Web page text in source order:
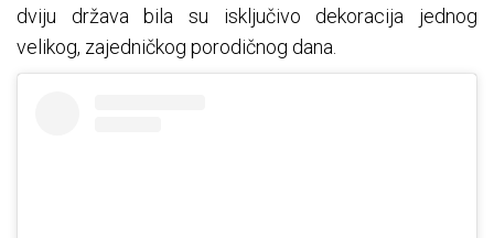
dviju država bila su isključivo dekoracija jednog
velikog, zajedničkog porodičnog dana.